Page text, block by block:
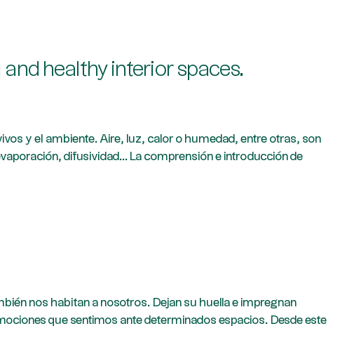
healthy interior spaces.
y el ambiente. Aire, luz, calor o humedad, entre otras, son
difusividad... La comprensión e introducción de
nos habitan a nosotros. Dejan su huella e impregnan
que sentimos ante determinados espacios. Desde este